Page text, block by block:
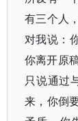
有三个人
对我说：
你离开原
只说通过
来，你倒